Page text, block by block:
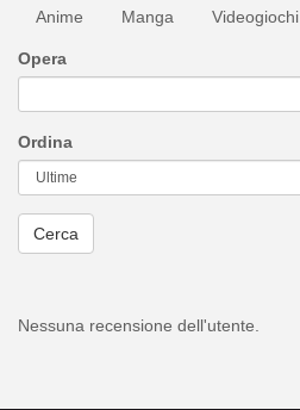
Anime Manga Videogiochi
Opera
Ordina
Cerca
Nessuna recensione dell'utente.